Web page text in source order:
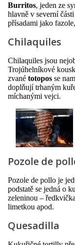
Burritos, jeden ze
hlavně v severní
přísadami jako
Chilaquiles
Chilaquiles jsou
Trojúhelníkové
zvané totopos se
doplňují trhaným
míchanými vejci.
Pozole de
Pozole de pollo je
podstatě se jedná o
zeleninou –
limetkou apod.
Quesadilla